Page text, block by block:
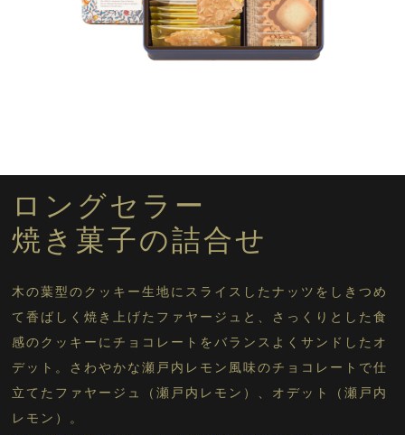
ティーブレイク 32個入
ティーブレイク 54個入
ロングセラー
焼き菓子の詰合せ
木の葉型のクッキー生地にスライスしたナッツをしきつめ
て香ばしく焼き上げたファヤージュと、さっくりとした食
感のクッキーにチョコレートをバランスよくサンドしたオ
デット。さわやかな瀬戸内レモン風味のチョコレートで仕
立てたファヤージュ（瀬戸内レモン）、オデット（瀬戸内
レモン）。